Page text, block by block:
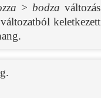
>bodza változás
változatból keletkezett